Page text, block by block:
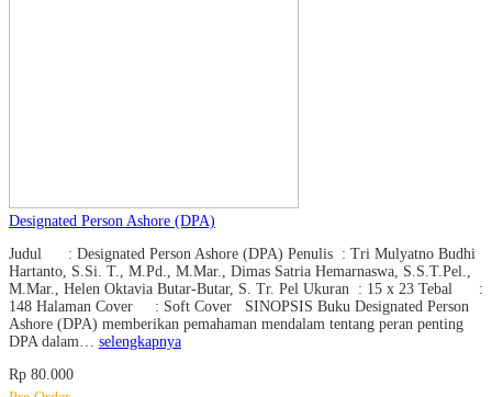
Designated Person Ashore (DPA)
Judul : Designated Person Ashore (DPA) Penulis : Tri Mulyatno Budhi
Hartanto, S.Si. T., M.Pd., M.Mar., Dimas Satria Hemarnaswa, S.S.T.Pel.,
M.Mar., Helen Oktavia Butar-Butar, S. Tr. Pel Ukuran : 15 x 23 Tebal :
148 Halaman Cover : Soft Cover SINOPSIS Buku Designated Person
Ashore (DPA) memberikan pemahaman mendalam tentang peran penting
DPA dalam… selengkapnya
Rp 80.000